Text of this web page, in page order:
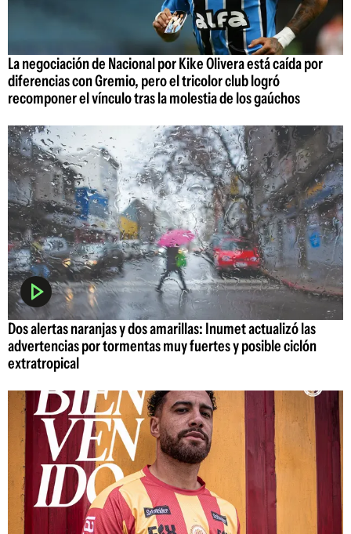
La negociación de Nacional por Kike Olivera está caída por
diferencias con Gremio, pero el tricolor club logró
recomponer el vínculo tras la molestia de los gaúchos
Dos alertas naranjas y dos amarillas: Inumet actualizó las
advertencias por tormentas muy fuertes y posible ciclón
extratropical